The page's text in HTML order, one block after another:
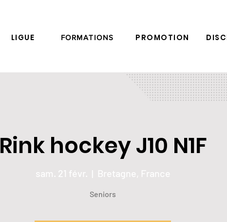
LIGUE FORMATIONS PROMOTION
Rink hockey J10 N1F
sam. 21 févr.
  |
Bretagne, France
Seniors